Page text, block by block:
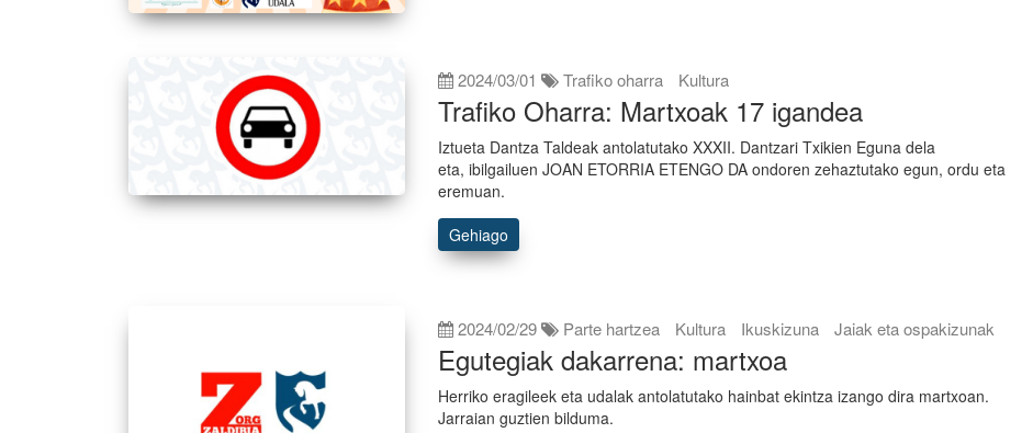
2024/03/01 Trafiko oharra Kultura
Trafiko Oharra: Martxoak 17 igandea
Iztueta Dantza Taldeak antolatutako XXXII. Dantzari Txikien Eguna dela
eta, ibilgailuen JOAN ETORRIA ETENGO DA ondoren zehaztutako egun, ordu eta
eremuan.
Gehiago
2024/02/29 Parte hartzea Kultura Ikuskizuna Jaiak eta ospakizunak
Egutegiak dakarrena: martxoa
Herriko eragileek eta udalak antolatutako hainbat ekintza izango dira martxoan.
Jarraian guztien bilduma.